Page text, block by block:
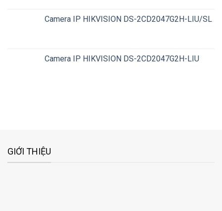
Camera IP HIKVISION DS-2CD2047G2H-LIU/SL
Camera IP HIKVISION DS-2CD2047G2H-LIU
GIỚI THIỆU